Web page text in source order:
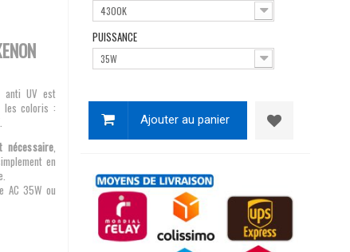
anti UV est
les coloris :
nécessaire,
en
AC 35W ou
4300K
PUISSANCE
35W
Ajouter au panier